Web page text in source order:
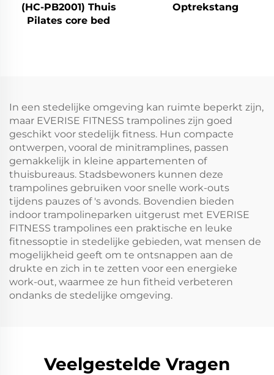
(HC-PB2001) Thuis
Pilates core bed
Optrekstang
In een stedelijke omgeving kan ruimte beperkt zijn,
maar EVERISE FITNESS trampolines zijn goed
geschikt voor stedelijk fitness. Hun compacte
ontwerpen, vooral de minitramplines, passen
gemakkelijk in kleine appartementen of
thuisbureaus. Stadsbewoners kunnen deze
trampolines gebruiken voor snelle work-outs
tijdens pauzes of 's avonds. Bovendien bieden
indoor trampolineparken uitgerust met EVERISE
FITNESS trampolines een praktische en leuke
fitnessoptie in stedelijke gebieden, wat mensen de
mogelijkheid geeft om te ontsnappen aan de
drukte en zich in te zetten voor een energieke
work-out, waarmee ze hun fitheid verbeteren
ondanks de stedelijke omgeving.
Veelgestelde Vragen